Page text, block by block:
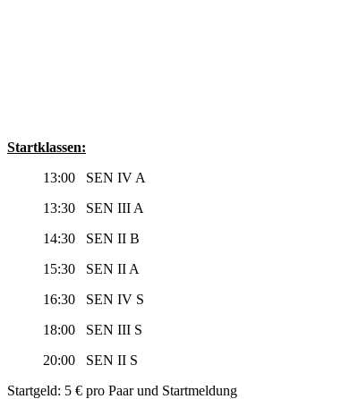
Startklassen:
13:00 SEN IV A
13:30 SEN III A
14:30 SEN II B
15:30 SEN II A
16:30 SEN IV S
18:00 SEN III S
20:00 SEN II S
Startgeld: 5 € pro Paar und Startmeldung